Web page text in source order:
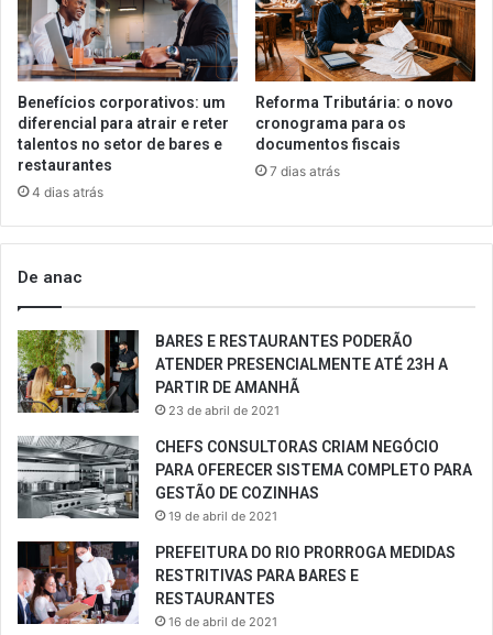
Benefícios corporativos: um
diferencial para atrair e reter
talentos no setor de bares e
restaurantes
4 dias atrás
Reforma Tributária: o novo
cronograma para os
documentos fiscais
7 dias atrás
De anac
BARES E RESTAURANTES PODERÃO
ATENDER PRESENCIALMENTE ATÉ 23H A
PARTIR DE AMANHÃ
23 de abril de 2021
CHEFS CONSULTORAS CRIAM NEGÓCIO
PARA OFERECER SISTEMA COMPLETO PARA
GESTÃO DE COZINHAS
19 de abril de 2021
PREFEITURA DO RIO PRORROGA MEDIDAS
RESTRITIVAS PARA BARES E
RESTAURANTES
16 de abril de 2021